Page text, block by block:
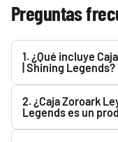
Preguntas
1. ¿Qué incluye
| Shining Legends?
Luminosas | Shining
Podrás encontrarlo
2. ¿Caja Zoroark
Legends es un